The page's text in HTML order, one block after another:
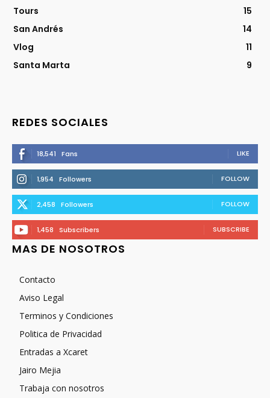
Tours
15
San Andrés
14
Vlog
11
Santa Marta
9
REDES SOCIALES
18,541 Fans LIKE
1,954 Followers FOLLOW
2,458 Followers FOLLOW
1,458 Subscribers SUBSCRIBE
MAS DE NOSOTROS
Contacto
Aviso Legal
Terminos y Condiciones
Politica de Privacidad
Entradas a Xcaret
Jairo Mejia
Trabaja con nosotros